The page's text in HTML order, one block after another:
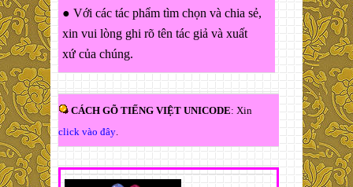
● Với các tác phẩm tìm chọn và chia sẻ,
xin vui lòng ghi rõ tên tác giả và xuất
xứ của chúng.
CÁCH GÕ TIẾNG VIỆT UNICODE: Xin
click vào đây